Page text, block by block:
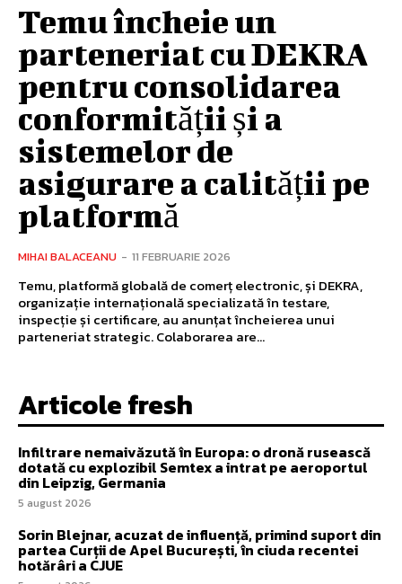
Temu încheie un
parteneriat cu DEKRA
pentru consolidarea
conformității și a
sistemelor de
asigurare a calității pe
platformă
MIHAI BALACEANU - 11 FEBRUARIE 2026
Temu, platformă globală de comerț electronic, și DEKRA,
organizație internațională specializată în testare,
inspecție și certificare, au anunțat încheierea unui
parteneriat strategic. Colaborarea are...
Articole fresh
Infiltrare nemaivăzută în Europa: o dronă rusească
dotată cu explozibil Semtex a intrat pe aeroportul
din Leipzig, Germania
5 august 2026
Sorin Blejnar, acuzat de influență, primind suport din
partea Curții de Apel București, în ciuda recentei
hotărâri a CJUE